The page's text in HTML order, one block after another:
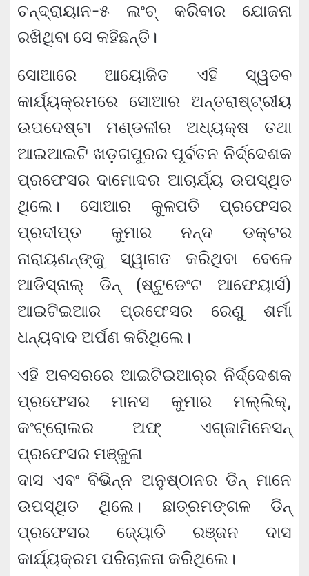
ଚନ୍ଦ୍ରାୟାନ-୫ ଲଂଚ୍ କରିବାର ଯୋଜନା
ରଖିଥିବା ସେ କହିଛନ୍ତି।
ସୋଆରେ ଆୟୋଜିତ ଏହି ସ୍ୱତବ
କାର୍ଯ୍ୟକ୍ରମରେ ସୋଆର ଅନ୍ତରାଷ୍ଟ୍ରୀୟ
ଉପଦେଷ୍ଟା ମଣ୍ଡଳୀର ଅଧ୍ୟକ୍ଷ ତଥା
ଆଇଆଇଟି ଖଡ଼ଗପୁରର ପୂର୍ବତନ ନିର୍ଦ୍ଦେଶକ
ପ୍ରଫେସର ଦାମୋଦର ଆଚାର୍ଯ୍ୟ ଉପସ୍ଥିତ
ଥିଲେ। ସୋଆର କୁଳପତି ପ୍ରଫେସର
ପ୍ରଦୀପ୍ତ କୁମାର ନନ୍ଦ ଡକ୍ଟର
ନାରାୟଣନ୍‌ଙ୍କୁ ସ୍ୱାଗତ କରିଥିବା ବେଳେ
ଆଡିସ୍‌ନାଲ୍ ଡିନ୍ (ଷ୍ଟୁଡେଂଟ ଆଫେୟାର୍ସ)
ଆଇଟିଇଆର ପ୍ରଫେସର ରେଣୁ ଶର୍ମା
ଧନ୍ୟବାଦ ଅର୍ପଣ କରିଥିଲେ।
ଏହି ଅବସରରେ ଆଇଟିଇଆର୍‌ର ନିର୍ଦ୍ଦେଶକ
ପ୍ରଫେସର ମାନସ କୁମାର ମଲ୍ଲିକ୍‌,
କଂଟ୍ରୋଲର ଅଫ୍ ଏଗ୍‌ଜାମିନେସନ୍
ପ୍ରଫେସର ମଞ୍ଜୁଳା
ଦାସ ଏବଂ ବିଭିନ୍ନ ଅନୁଷ୍ଠାନର ଡିନ୍ ମାନେ
ଉପସ୍ଥିତ ଥିଲେ। ଛାତ୍ରମଙ୍ଗଳ ଡିନ୍
ପ୍ରଫେସର ଜ୍ୟୋତି ରଞ୍ଜନ ଦାସ
କାର୍ଯ୍ୟକ୍ରମ ପରିଚାଳନା କରିଥିଲେ।